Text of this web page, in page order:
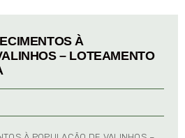
À
– LOTEAMENTO